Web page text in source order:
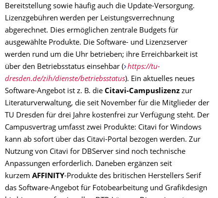
Bereitstellung sowie häufig auch die Update-Versorgung.
Lizenzgebühren werden per Leistungsverrechnung
abgerechnet. Dies ermöglichen zentrale Budgets für
ausgewählte Produkte. Die Software- und Lizenzserver
werden rund um die Uhr betrieben; ihre Erreichbarkeit ist
über den Betriebsstatus einsehbar ( https://tu-
dresden.de/zih/dienste/betriebsstatus). Ein aktuelles neues
Software-Angebot ist z. B. die Citavi-Campuslizenz zur
Literaturverwaltung, die seit November für die Mitglieder der
TU Dresden für drei Jahre kostenfrei zur Verfügung steht. Der
Campusvertrag umfasst zwei Produkte: Citavi for Windows
kann ab sofort über das Citavi-Portal bezogen werden. Zur
Nutzung von Citavi for DBServer sind noch technische
Anpassungen erforderlich. Daneben ergänzen seit
kurzem AFFINITY-Produkte des britischen Herstellers Serif
das Software-Angebot für Fotobearbeitung und Grafikdesign